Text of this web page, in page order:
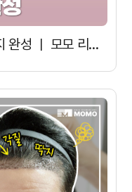
모발이식 1년 차, 연예인 이미지 완성 ㅣ 모모 리얼모델 AFTER